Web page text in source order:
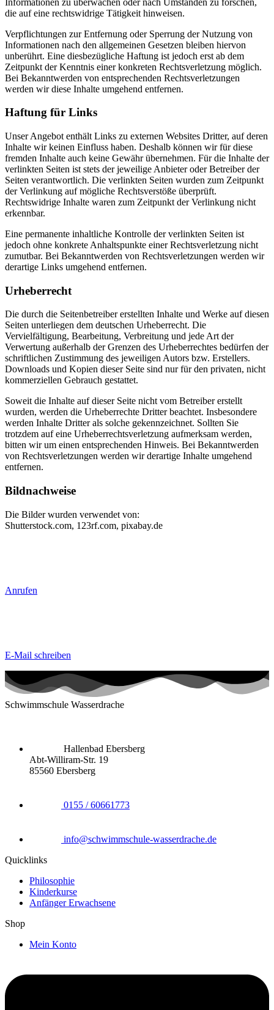
die auf eine rechtswidrige Tätigkeit hinweisen.
Verpflichtungen zur Entfernung oder Sperrung der Nutzung von
Informationen nach den allgemeinen Gesetzen bleiben hiervon
unberührt. Eine diesbezügliche Haftung ist jedoch erst ab dem
Zeitpunkt der Kenntnis einer konkreten Rechtsverletzung möglich.
Bei Bekanntwerden von entsprechenden Rechtsverletzungen
werden wir diese Inhalte umgehend entfernen.
Haftung für Links
Unser Angebot enthält Links zu externen Websites Dritter, auf deren
Inhalte wir keinen Einfluss haben. Deshalb können wir für diese
fremden Inhalte auch keine Gewähr übernehmen. Für die Inhalte der
verlinkten Seiten ist stets der jeweilige Anbieter oder Betreiber der
Seiten verantwortlich. Die verlinkten Seiten wurden zum Zeitpunkt
der Verlinkung auf mögliche Rechtsverstöße überprüft.
Rechtswidrige Inhalte waren zum Zeitpunkt der Verlinkung nicht
erkennbar.
Eine permanente inhaltliche Kontrolle der verlinkten Seiten ist
jedoch ohne konkrete Anhaltspunkte einer Rechtsverletzung nicht
zumutbar. Bei Bekanntwerden von Rechtsverletzungen werden wir
derartige Links umgehend entfernen.
Urheberrecht
Die durch die Seitenbetreiber erstellten Inhalte und Werke auf diesen
Seiten unterliegen dem deutschen Urheberrecht. Die
Vervielfältigung, Bearbeitung, Verbreitung und jede Art der
Verwertung außerhalb der Grenzen des Urheberrechtes bedürfen der
schriftlichen Zustimmung des jeweiligen Autors bzw. Erstellers.
Downloads und Kopien dieser Seite sind nur für den privaten, nicht
kommerziellen Gebrauch gestattet.
Soweit die Inhalte auf dieser Seite nicht vom Betreiber erstellt
wurden, werden die Urheberrechte Dritter beachtet. Insbesondere
werden Inhalte Dritter als solche gekennzeichnet. Sollten Sie
trotzdem auf eine Urheberrechtsverletzung aufmerksam werden,
bitten wir um einen entsprechenden Hinweis. Bei Bekanntwerden
von Rechtsverletzungen werden wir derartige Inhalte umgehend
entfernen.
Bildnachweise
Die Bilder wurden verwendet von:
Shutterstock.com, 123rf.com, pixabay.de
Anrufen
E-Mail schreiben
Schwimmschule Wasserdrache
Hallenbad Ebersberg
Abt-Williram-Str. 19
85560 Ebersberg
0155 / 60661773
info@schwimmschule-wasserdrache.de
Quicklinks
Philosophie
Kinderkurse
Anfänger Erwachsene
Shop
Mein Konto